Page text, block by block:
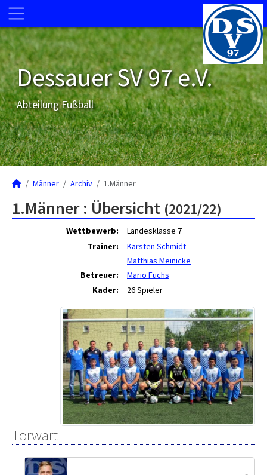
Dessauer SV 97 e.V.
Abteilung Fußball
Männer Archiv 1.Männer
1.Männer : Übersicht (2021/22)
Wettbewerb:
Landesklasse 7
Trainer:
Karsten Schmidt
Matthias Meinicke
Betreuer:
Mario Fuchs
Kader:
26 Spieler
Torwart